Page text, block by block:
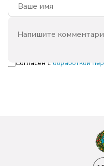
Согласен с обработкой